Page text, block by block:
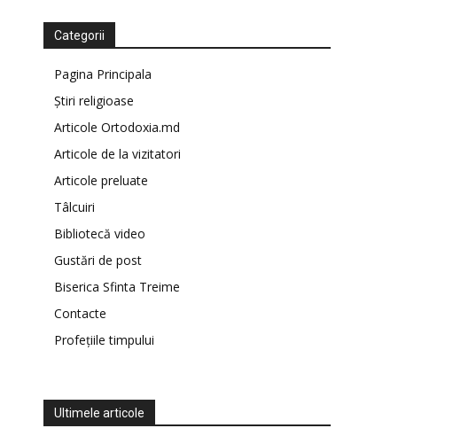
Categorii
Pagina Principala
Știri religioase
Articole Ortodoxia.md
Articole de la vizitatori
Articole preluate
Tâlcuiri
Bibliotecă video
Gustări de post
Biserica Sfinta Treime
Contacte
Profețiile timpului
Ultimele articole